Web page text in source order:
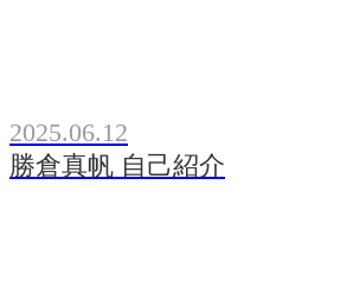
2025.06.12
勝倉真帆 自己紹介